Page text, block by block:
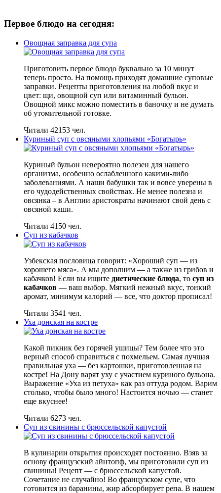
Первое блюдо на сегодня:
Овощная заправка для супа
Приготовить первое блюдо буквально за 10 минут
теперь просто. На помощь приходят домашние суповые
заправки. Рецепты приготовления на любой вкус и
цвет: щи, овощной суп или витаминный бульон.
Овощной микс можно поместить в баночку и не думать
об утомительной готовке.
Читали 42153 чел.
Куриный суп с овсяными хлопьями «Богатырь»
Куриный бульон невероятно полезен для нашего
организма, особенно ослабленного какими-либо
заболеваниями. А наши бабушки так и вовсе уверены в
его чудодейственных свойствах. Не менее полезна и
овсянка – в Англии аристократы начинают свой день с
овсяной каши.
Читали 4150 чел.
Суп из кабачков
Узбекская пословица говорит: «Хороший суп — из
хорошего мяса». А мы дополним — а также из грибов и
кабачков! Если вы ищите диетические блюда, то суп из
кабачков — ваш выбор. Мягкий нежный вкус, тонкий
аромат, минимум калорий — все, что доктор прописал!
Читали 3541 чел.
Уха донская на костре
Какой пикник без горячей ушицы? Тем более что это
верный способ справиться с похмельем. Самая лучшая
правильная уха — без картошки, приготовленная на
костре! На Дону варят уху с участием куриного бульона.
Выражение «Уха из петуха» как раз оттуда родом. Варим
столько, чтобы было много! Настоится ночью — станет
еще вкуснее!
Читали 6273 чел.
Суп из свинины с брюссельской капустой
В кулинарии открытия происходят постоянно. Взяв за
основу французский айнтопф, мы приготовили суп из
свинины! Рецепт — с брюссельской капустой.
Сочетание не случайно! Во французском супе, что
готовится из баранины, жир абсорбирует репа. В нашем